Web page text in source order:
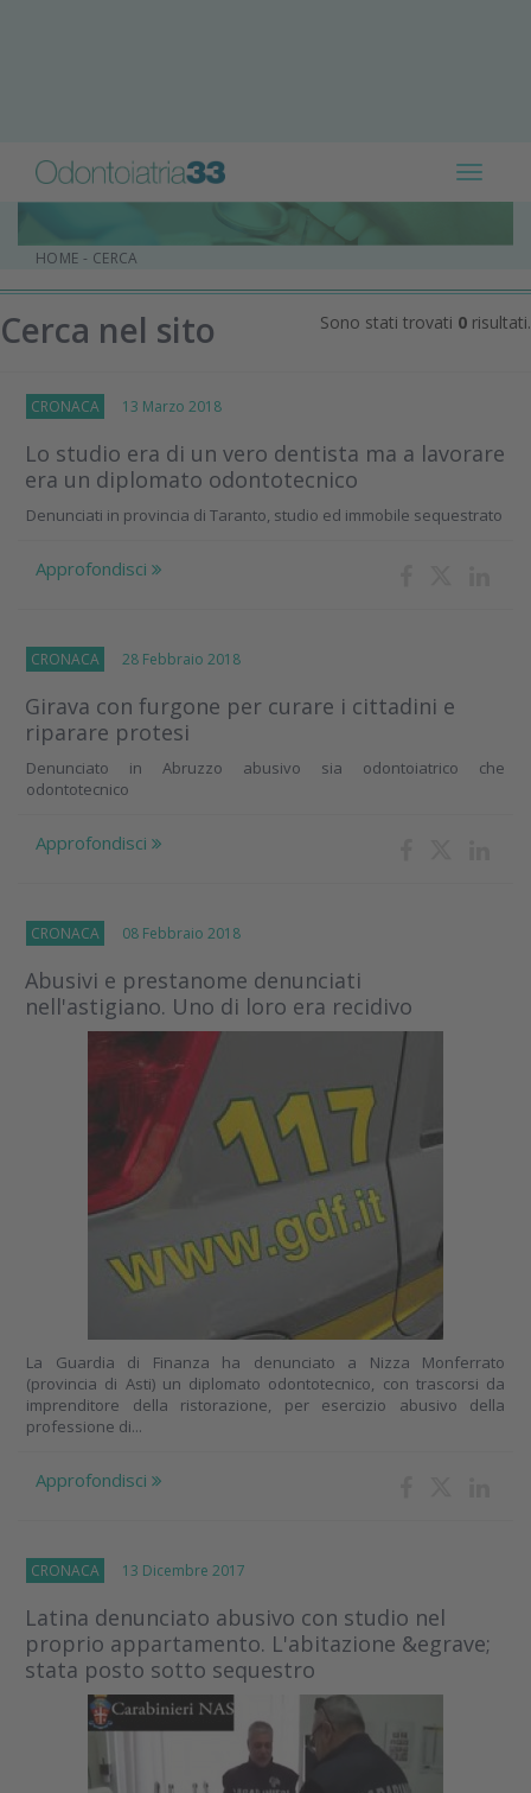
Toggle
HOME - CERCA
Cerca nel sito Sono stati trovati 0 risultati.
CRONACA 13 Marzo 2018
Lo studio era di un vero dentista ma a lavorare
era un diplomato odontotecnico
Denunciati in provincia di Taranto, studio ed immobile sequestrato
Approfondisci
CRONACA 28 Febbraio 2018
Girava con furgone per curare i cittadini e
riparare protesi
Denunciato in Abruzzo abusivo sia odontoiatrico che
odontotecnico
Approfondisci
CRONACA 08 Febbraio 2018
Abusivi e prestanome denunciati
nell'astigiano. Uno di loro era recidivo
La Guardia di Finanza ha denunciato a Nizza Monferrato
(provincia di Asti) un diplomato odontotecnico, con trascorsi da
imprenditore della ristorazione, per esercizio abusivo della
professione di...
Approfondisci
CRONACA 13 Dicembre 2017
Latina denunciato abusivo con studio nel
proprio appartamento. L'abitazione &egrave;
stata posto sotto sequestro